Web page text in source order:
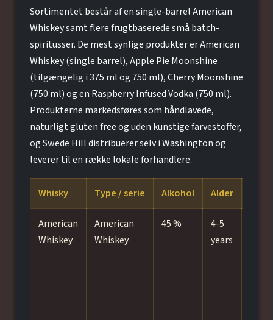
Sortimentet består af en single-barrel American
Whiskey samt flere frugtbaserede små batch-
spiritusser. De mest synlige produkter er American
Whiskey (single barrel), Apple Pie Moonshine
(tilgængelig i 375 ml og 750 ml), Cherry Moonshine
(750 ml) og en Raspberry Infused Vodka (750 ml).
Produkterne markedsføres som håndlavede,
naturligt gluten free og uden kunstige farvestoffer,
og Swede Hill distribuerer selv i Washington og
leverer til en række lokale forhandlere.
Whisky Type / serie Alkohol Alder
American
Whiskey
American
Whiskey
45 %
4-5
years